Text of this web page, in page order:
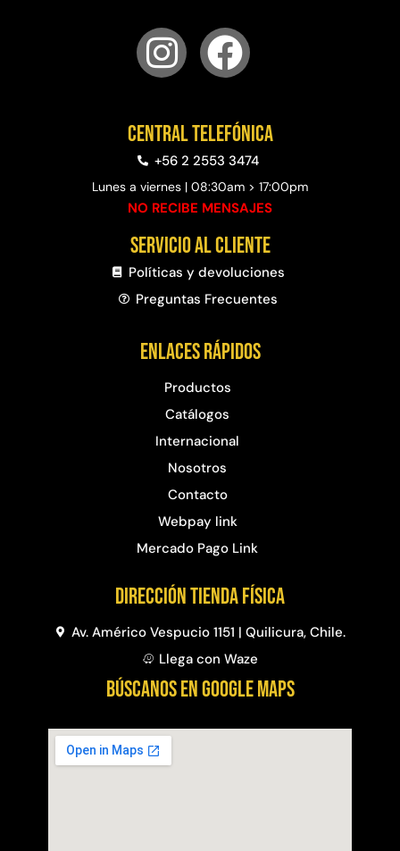
Central telefónica
+56 2 2553 3474
Lunes a viernes | 08:30am > 17:00pm
NO RECIBE MENSAJES
Servicio al cliente
Políticas y devoluciones
Preguntas Frecuentes​
Enlaces rápidos
Productos
Catálogos
Internacional
Nosotros
Contacto
Webpay link
Mercado Pago Link
Dirección Tienda física
Av. Américo Vespucio 1151 | Quilicura, Chile.
Llega con Waze
BÚSCANOS EN GOOGLE MAPS